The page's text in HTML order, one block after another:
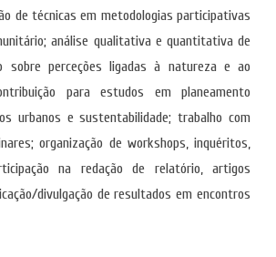
de técnicas em metodologias participativas
análise qualitativa e quantitativa de
sobre perceções ligadas à natureza e ao
para estudos em planeamento
urbanos e sustentabilidade; trabalho com
organização de workshops, inquéritos,
na redação de relatório, artigos
divulgação de resultados em encontros